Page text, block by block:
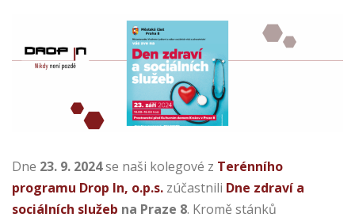
Dne 23. 9. 2024se naši kolegové z Terénního
programu Drop In, o.p.s. zúčastnili Dne zdraví a
sociálních služeb na Praze 8. Kromě stánků